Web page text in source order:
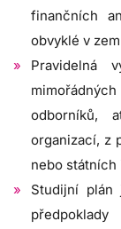
finančních
obvyklé v
Pravidelná
odborníků,
organizací, z
nebo
Studijní plán